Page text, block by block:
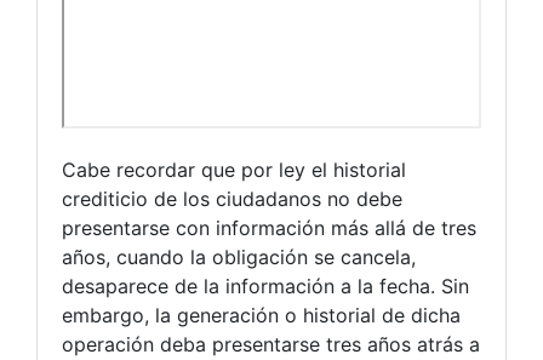
Cabe recordar que por ley el historial
crediticio de los ciudadanos no debe
presentarse con información más allá de tres
años, cuando la obligación se cancela,
desaparece de la información a la fecha. Sin
embargo, la generación o historial de dicha
operación deba presentarse tres años atrás a